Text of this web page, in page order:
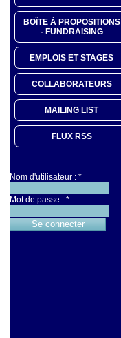
BOÎTE À PROPOSITIONS
- FUNDRAISING
EMPLOIS ET STAGES
COLLABORATEURS
MAILING LIST
FLUX RSS
Nom d'utilisateur : *
Mot de passe : *